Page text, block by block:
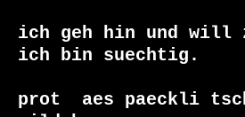
ich geh hin und will
ich bin suechtig.
prot  aes paeckli